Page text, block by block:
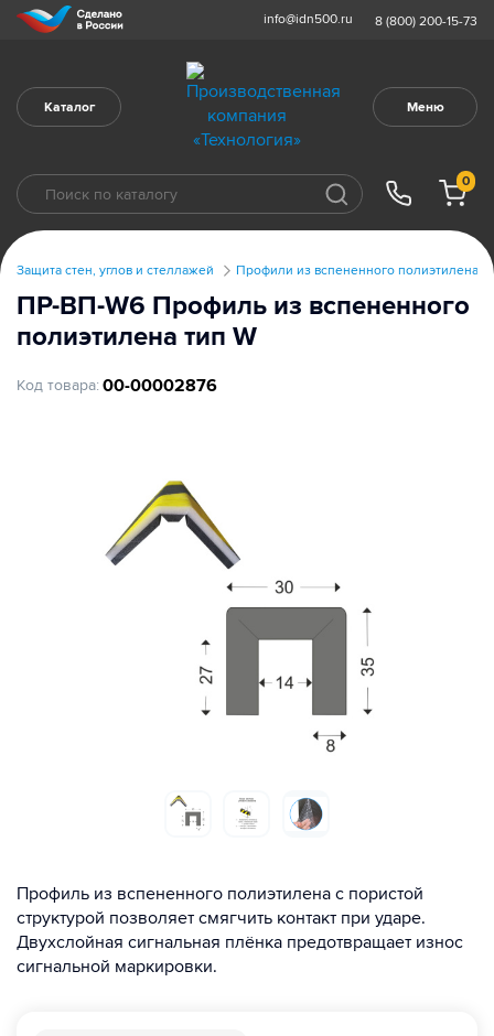
info@idn500.ru 8 (800) 200-15-73
Каталог Меню
0
Защита стен, углов и стеллажей Профили из вспененного полиэтилена
ПР-ВП-W6 Профиль из вспененного
полиэтилена тип W
Код товара: 00-00002876
Профиль из вспененного полиэтилена с пористой
структурой позволяет смягчить контакт при ударе.
Двухслойная сигнальная плёнка предотвращает износ
сигнальной маркировки.